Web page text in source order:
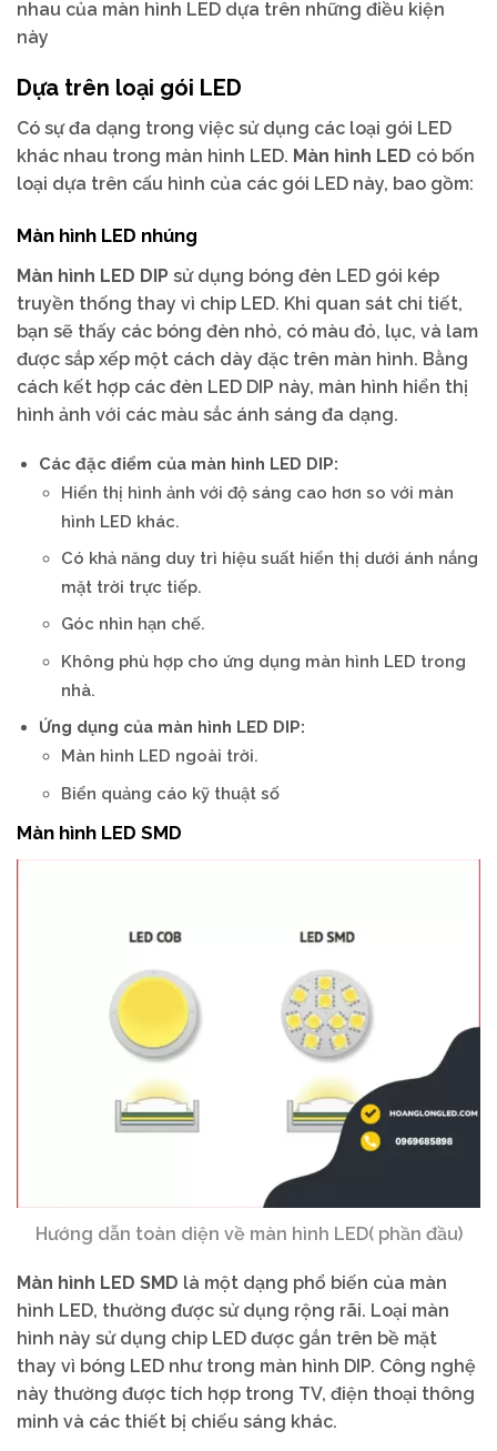
nhau của màn hình LED dựa trên những điều kiện
này
Dựa trên loại gói LED
Có sự đa dạng trong việc sử dụng các loại gói LED
khác nhau trong màn hình LED. Màn hình LED có bốn
loại dựa trên cấu hình của các gói LED này, bao gồm:
Màn hình LED nhúng
Màn hình LED DIP sử dụng bóng đèn LED gói kép
truyền thống thay vì chip LED. Khi quan sát chi tiết,
bạn sẽ thấy các bóng đèn nhỏ, có màu đỏ, lục, và lam
được sắp xếp một cách dày đặc trên màn hình. Bằng
cách kết hợp các đèn LED DIP này, màn hình hiển thị
hình ảnh với các màu sắc ánh sáng đa dạng.
Các đặc điểm của màn hình LED DIP:
Hiển thị hình ảnh với độ sáng cao hơn so với màn
hình LED khác.
Có khả năng duy trì hiệu suất hiển thị dưới ánh nắng
mặt trời trực tiếp.
Góc nhìn hạn chế.
Không phù hợp cho ứng dụng màn hình LED trong
nhà.
Ứng dụng của màn hình LED DIP:
Màn hình LED ngoài trời.
Biển quảng cáo kỹ thuật số
Màn hình LED SMD
Hướng dẫn toàn diện về màn hình LED( phần đầu)
Màn hình LED SMD là một dạng phổ biến của màn
hình LED, thường được sử dụng rộng rãi. Loại màn
hình này sử dụng chip LED được gắn trên bề mặt
thay vì bóng LED như trong màn hình DIP. Công nghệ
này thường được tích hợp trong TV, điện thoại thông
minh và các thiết bị chiếu sáng khác.